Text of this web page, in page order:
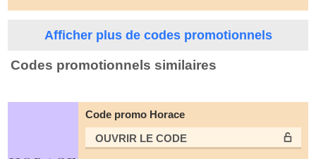
Afficher plus de codes promotionnels
Codes promotionnels similaires
Code promo Horace
OUVRIR LE СODE